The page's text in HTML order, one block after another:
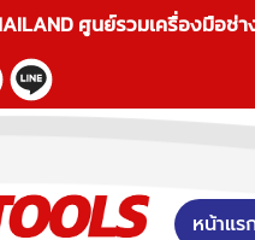
ศูนย์รวมเครื่องมือ
หน้าแร